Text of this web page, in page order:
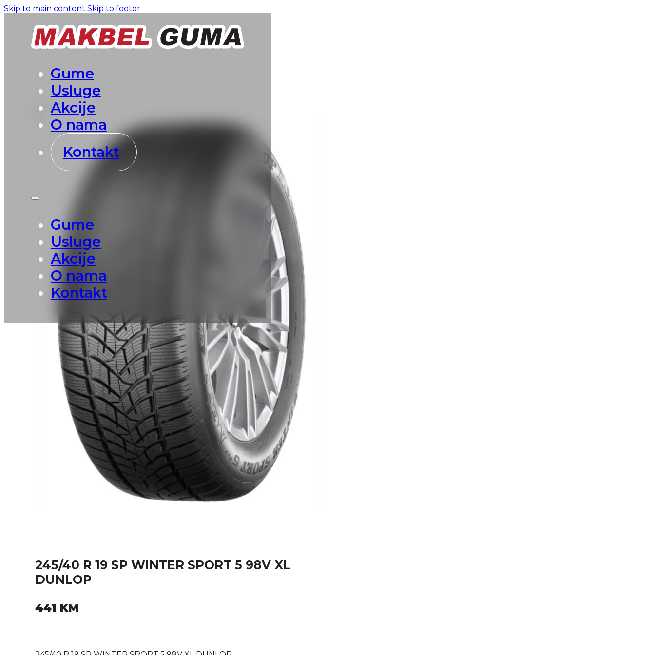
Skip to main content Skip to footer
Gume
Usluge
Akcije
O nama
Kontakt
Gume
Usluge
Akcije
O nama
Kontakt
245/40 R 19 SP WINTER SPORT 5 98V XL
DUNLOP
441 KM